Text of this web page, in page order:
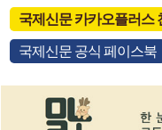
국제신문 카카오플러스
국제신문 공식 페이스북